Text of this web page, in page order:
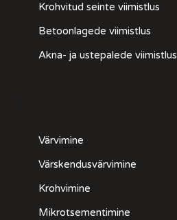
Krohvitud seinte viimistlus
Betoonlagede viimistlus
Akna- ja ustepalede viimistlus
Värvimine
Värskendusvärvimine
Krohvimine
Mikrotsementimine